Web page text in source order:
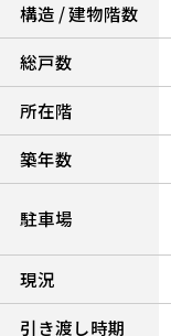
構造 / 建物階数
総戸数
所在階
築年数
駐車場
現況
引き渡し時期